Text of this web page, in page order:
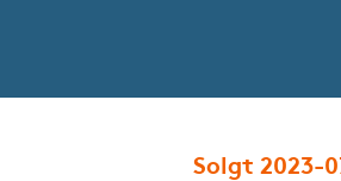
Solgt 2023-